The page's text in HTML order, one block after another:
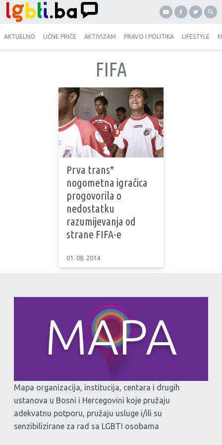
AKTUELNO LIČNE PRIČE AKTIVIZAM PRAVO I POLITIKA LIFESTYLE
FIFA
Prva trans*
nogometna igračica
progovorila o
nedostatku
razumijevanja od
strane FIFA-e
01. 08. 2014
Mapa organizacija, institucija, centara i drugih
ustanova u Bosni i Hercegovini koje pružaju
adekvatnu potporu, pružaju usluge i/ili su
senzibilizirane za rad sa LGBTI osobama